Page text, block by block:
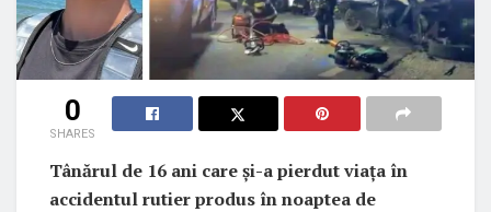
0
SHARES
Tânărul de 16 ani care și-a pierdut viața în
accidentul rutier produs în noaptea de